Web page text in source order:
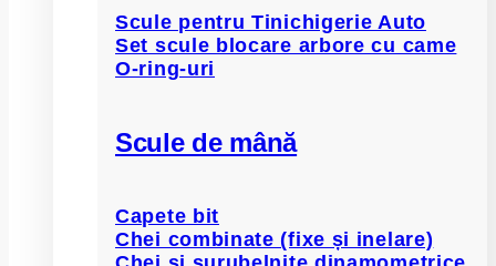
Scule pentru Tinichigerie Auto
Set scule blocare arbore cu came
O-ring-uri
Scule de mână
Capete bit
Chei combinate (fixe și inelare)